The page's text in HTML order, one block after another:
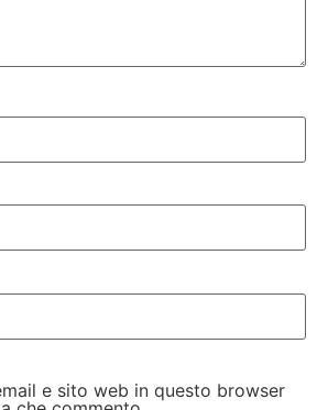
e sito web in questo browser